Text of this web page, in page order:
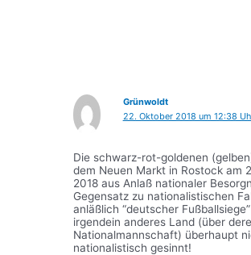
Grünwoldt
22. Oktober 2018 um 12:38
Die schwarz-rot-goldenen
dem Neuen Markt in Rostock am
2018 aus Anlaß nationaler
Gegensatz zu nationalistischen
anläßlich “deutscher
irgendein anderes Land (über
Nationalmannschaft) überhaupt
nationalistisch gesinnt!